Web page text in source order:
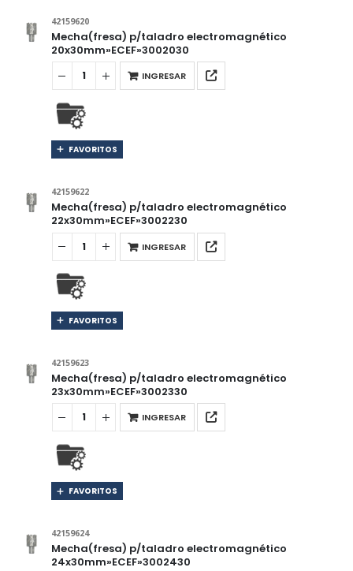
42159620
Mecha(fresa) p/taladro electromagnético
20x30mm»ECEF»3002030
INGRESAR
FAVORITOS
42159622
Mecha(fresa) p/taladro electromagnético
22x30mm»ECEF»3002230
INGRESAR
FAVORITOS
42159623
Mecha(fresa) p/taladro electromagnético
23x30mm»ECEF»3002330
INGRESAR
FAVORITOS
42159624
Mecha(fresa) p/taladro electromagnético
24x30mm»ECEF»3002430